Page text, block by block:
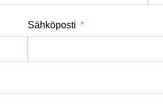
Sähköposti